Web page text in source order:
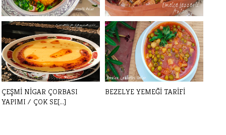
KABAK YEMEĞİ / KABAK
SEVMEYEN KALMA[...]
ET SOTE TARİFİ
ÇEŞMİ NİGAR ÇORBASI
YAPIMI / ÇOK SE[...]
BEZELYE YEMEĞİ TARİFİ